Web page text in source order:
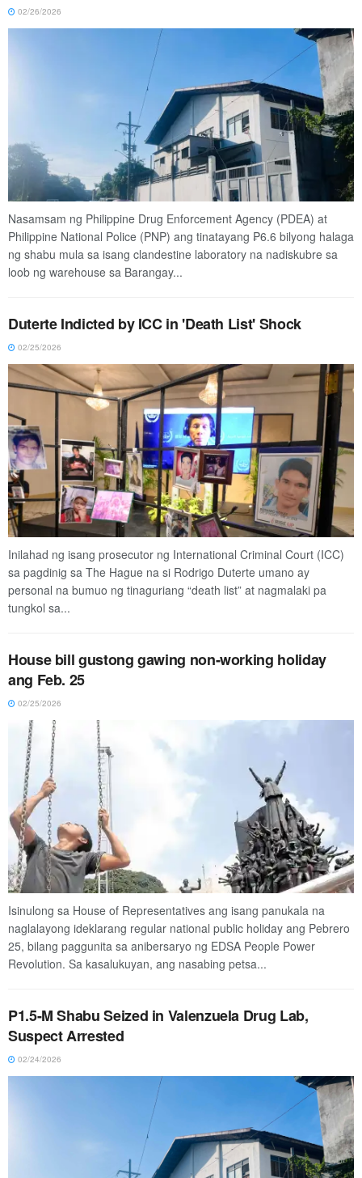
02/26/2026
Nasamsam ng Philippine Drug Enforcement Agency (PDEA) at
Philippine National Police (PNP) ang tinatayang ₱6.6 bilyong halaga
ng shabu mula sa isang clandestine laboratory na nadiskubre sa
loob ng warehouse sa Barangay...
Duterte Indicted by ICC in 'Death List' Shock
02/25/2026
Inilahad ng isang prosecutor ng International Criminal Court (ICC)
sa pagdinig sa The Hague na si Rodrigo Duterte umano ay
personal na bumuo ng tinaguriang “death list” at nagmalaki pa
tungkol sa...
House bill gustong gawing non-working holiday
ang Feb. 25
02/25/2026
Isinulong sa House of Representatives ang isang panukala na
naglalayong ideklarang regular national public holiday ang Pebrero
25, bilang paggunita sa anibersaryo ng EDSA People Power
Revolution. Sa kasalukuyan, ang nasabing petsa...
P1.5-M Shabu Seized in Valenzuela Drug Lab,
Suspect Arrested
02/24/2026